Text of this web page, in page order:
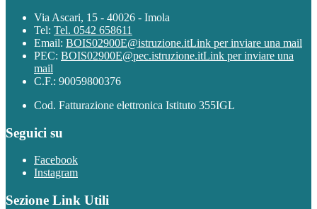
Via Ascari, 15 - 40026 - Imola
Tel: Tel. 0542 658611
Email: BOIS02900E@istruzione.itLink per inviare una mail
PEC: BOIS02900E@pec.istruzione.itLink per inviare una
mail
C.F.: 90059800376
Cod. Fatturazione elettronica Istituto 355IGL
Seguici su
Facebook
Instagram
Sezione Link Utili